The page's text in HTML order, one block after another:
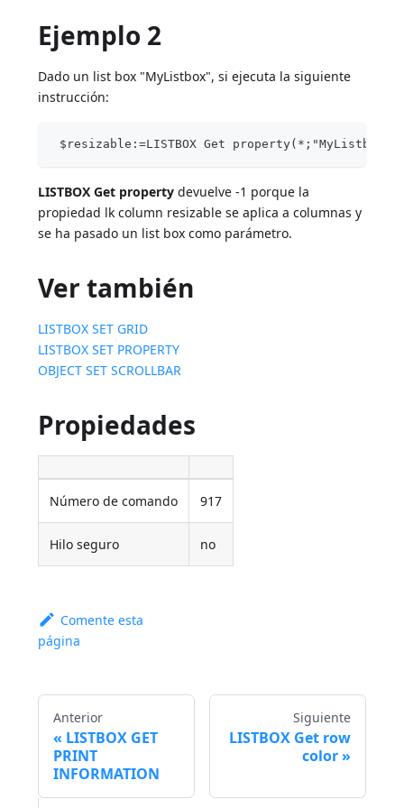
Ejemplo 2
Dado un list box "MyListbox", si ejecuta la siguiente
instrucción:
$resizable:=LISTBOX Get
LISTBOX Get property devuelve -1 porque la
propiedad lk column resizable se aplica a columnas y
se ha pasado un list box como parámetro.
Ver también
LISTBOX SET GRID
LISTBOX SET PROPERTY
OBJECT SET SCROLLBAR
Propiedades
Número de comando 917
Hilo seguro no
Comente esta
página
Anterior
LISTBOX GET
PRINT
INFORMATION
Siguiente
LISTBOX Get row
color